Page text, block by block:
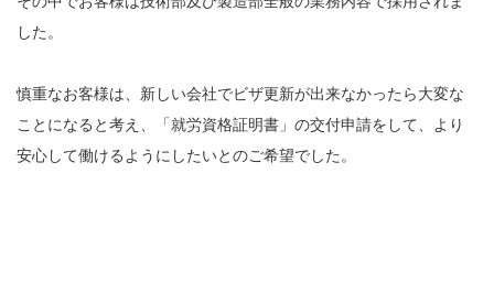
した。
慎重なお客様は、新しい会社でビザ更新が出来なかったら大変な
ことになると考え、「就労資格証明書」の交付申請をして、より
安心して働けるようにしたいとのご希望でした。